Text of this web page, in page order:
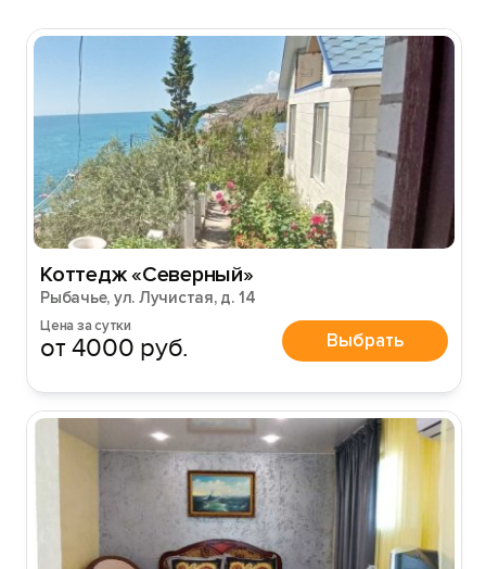
Коттедж «Северный»
Рыбачье, ул. Лучистая, д. 14
Цена за сутки
от 4000 руб. Выбрать
Вход на сайт
Войти илиЗарегистрироваться
Войти